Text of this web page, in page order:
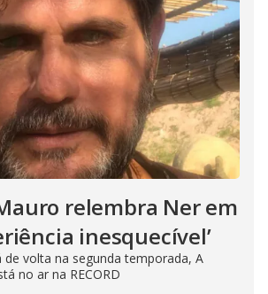
relembra Ner em
inesquecível’
de volta na segunda temporada, A
no ar na RECORD